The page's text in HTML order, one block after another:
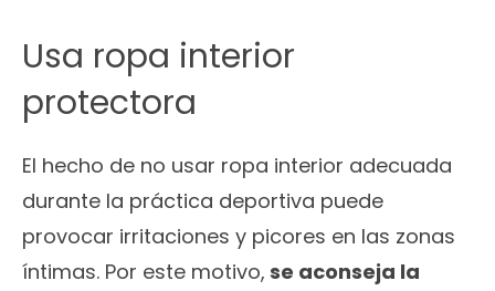
Usa ropa interior
protectora
El hecho de no usar ropa interior adecuada
durante la práctica deportiva puede
provocar irritaciones y picores en las zonas
íntimas. Por este motivo, se aconseja la